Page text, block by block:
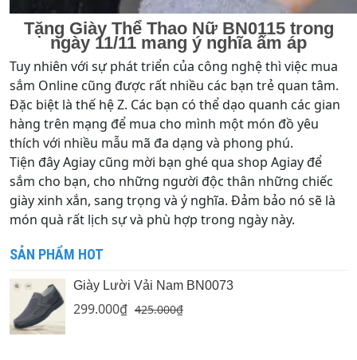
Tặng Giày Thể Thao Nữ BN0115 trong
ngày 11/11 mang ý nghĩa ấm áp
Tuy nhiên với sự phát triển của công nghệ thì việc mua
sắm Online cũng được rất nhiều các bạn trẻ quan tâm.
Đặc biệt là thế hệ Z. Các bạn có thể dạo quanh các gian
hàng trên mạng để mua cho mình một món đồ yêu
thích với nhiều mẫu mã đa dạng và phong phú.
Tiện đây Agiay cũng mời bạn ghé qua shop Agiay để
sắm cho bạn, cho những người độc thân những chiếc
giày xinh xắn, sang trọng và ý nghĩa. Đảm bảo nó sẽ là
món quà rất lịch sự và phù hợp trong ngày này.
SẢN PHẨM HOT
Giày Lười Vải Nam BN0073
299.000₫ 425.000₫